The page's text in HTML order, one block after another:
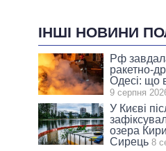
ІНШІ НОВИНИ
Рф
ракетно-
Одесі: що
9 серпня
У Києві
озера
Сирець 8